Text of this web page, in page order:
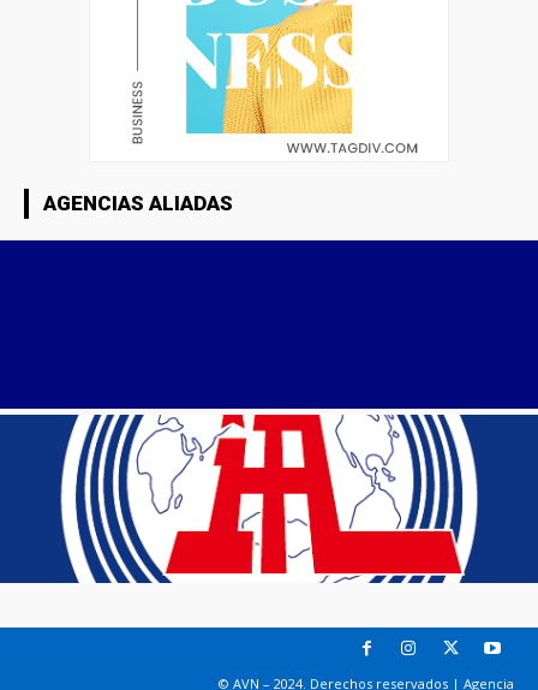
AGENCIAS ALIADAS
© AVN – 2024. Derechos reservados | Agencia